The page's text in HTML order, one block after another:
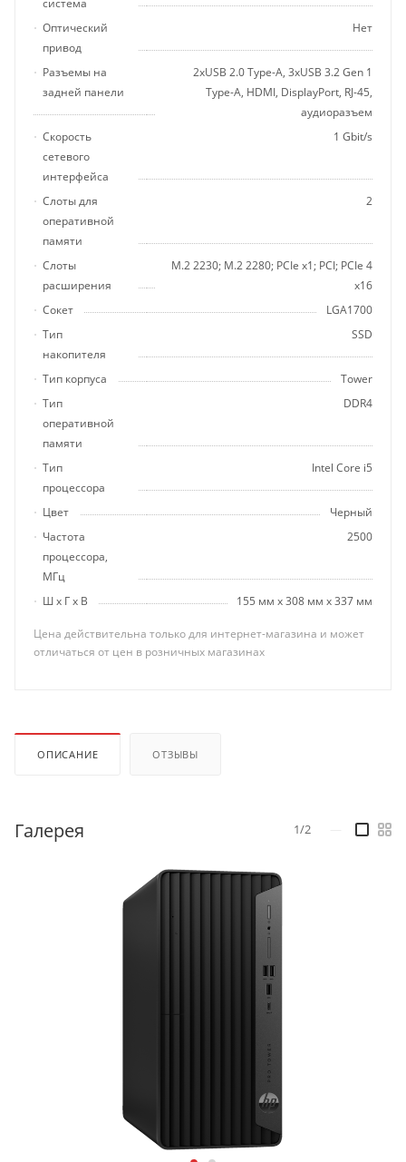
система
Оптический
привод
Нет
Разъемы на
задней панели
2хUSB 2.0 Type-A, 3хUSB 3.2 Gen 1
Type-A, HDMI, DisplayPort, RJ-45,
аудиоразъем
Скорость
сетевого
интерфейса
1 Gbit/s
Слоты для
оперативной
памяти
2
Слоты
расширения
М.2 2230; М.2 2280; PCIe x1; PCI; PCIe 4
x16
Сокет
LGA1700
Тип
накопителя
SSD
Тип корпуса
Tower
Тип
оперативной
памяти
DDR4
Тип
процессора
Intel Core i5
Цвет
Черный
Частота
процессора,
МГц
2500
Ш х Г х В 155 мм х 308 мм х 337 мм
Цена действительна только для интернет-магазина и может
отличаться от цен в розничных магазинах
ОПИСАНИЕ ОТЗЫВЫ
Галерея 1/2